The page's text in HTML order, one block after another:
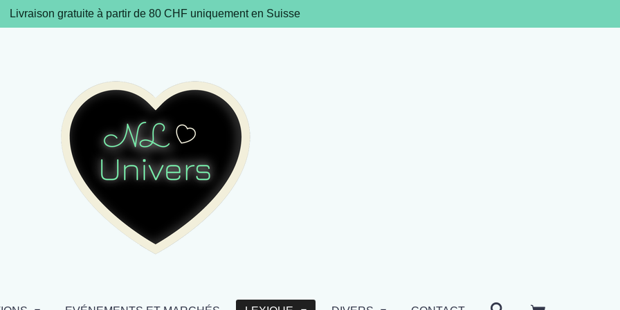
Livraison gratuite à partir de 80 CHF uniquement en Suisse